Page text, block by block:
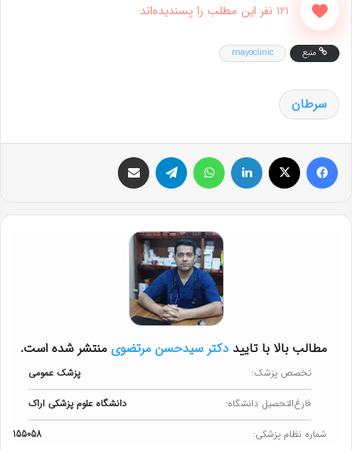
121 نفر این مطلب را پسندیده‌اند
منبع mayoclinic
سرطان
مطالب بالا با تایید دکتر سیدحسن مرتضوی منتشر شده است.
تخصص پزشک: پزشک عمومی
فارغ‌التحصیل دانشگاه: دانشگاه علوم پزشکی اراک
شماره نظام پزشکی: 155058